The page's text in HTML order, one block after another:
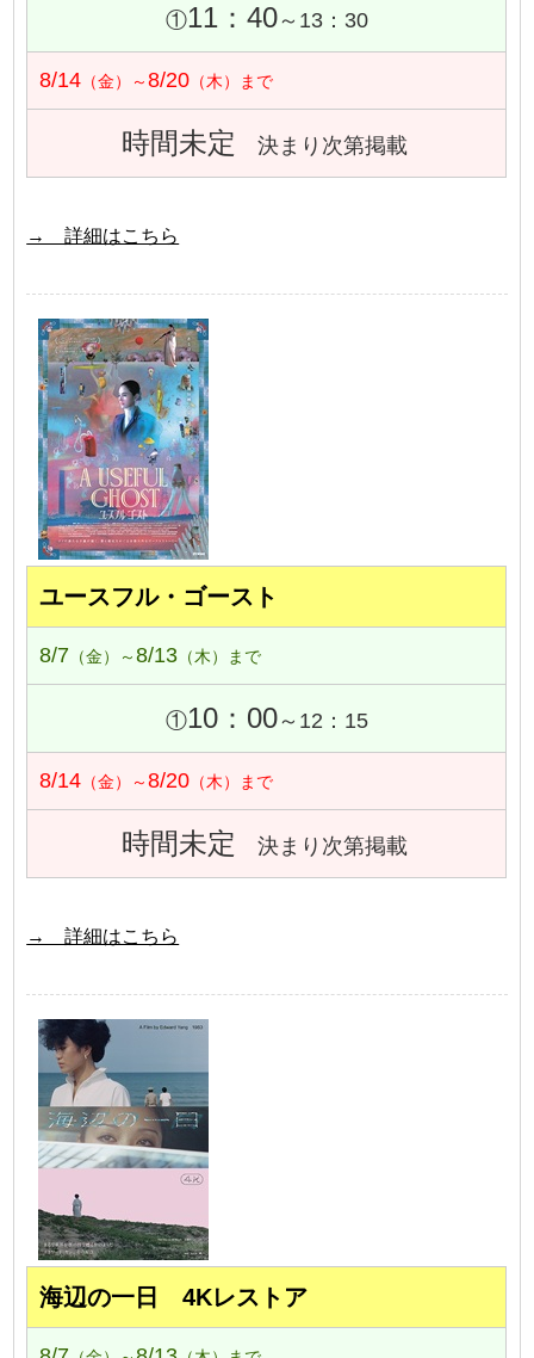
①11：40～13：30
8/14 （金）～8/20 （木）まで
時間未定 決まり次第掲載
→ 詳細はこちら
ユースフル・ゴースト
8/7 （金）～8/13 （木）まで
①10：00～12：15
8/14 （金）～8/20 （木）まで
時間未定 決まり次第掲載
→ 詳細はこちら
海辺の一日 4Kレストア